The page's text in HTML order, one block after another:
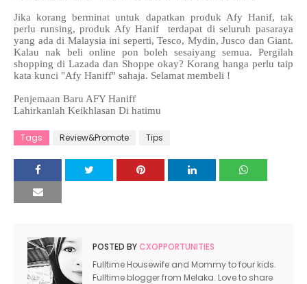
Jika korang berminat untuk dapatkan produk Afy Hanif, tak
perlu runsing, produk Afy Hanif terdapat di seluruh pasaraya
yang ada di Malaysia ini seperti, Tesco, Mydin, Jusco dan Giant.
Kalau nak beli online pon boleh sesaiyang semua. Pergilah
shopping di Lazada dan Shoppe okay? Korang hanga perlu taip
kata kunci "Afy Haniff" sahaja. Selamat membeli !
Penjemaan Baru AFY Haniff
Lahirkanlah Keikhlasan Di hatimu
Tags Review&Promote Tips
POSTED BYCXOPPORTUNITIES
Fulltime Housewife and Mommy to four kids.
Fulltime blogger from Melaka. Love to share